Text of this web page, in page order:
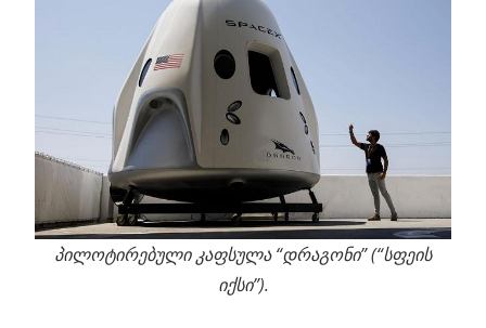
პილოტირებული კაფსულა “დრაგონი” (“სფეის
იქსი”).